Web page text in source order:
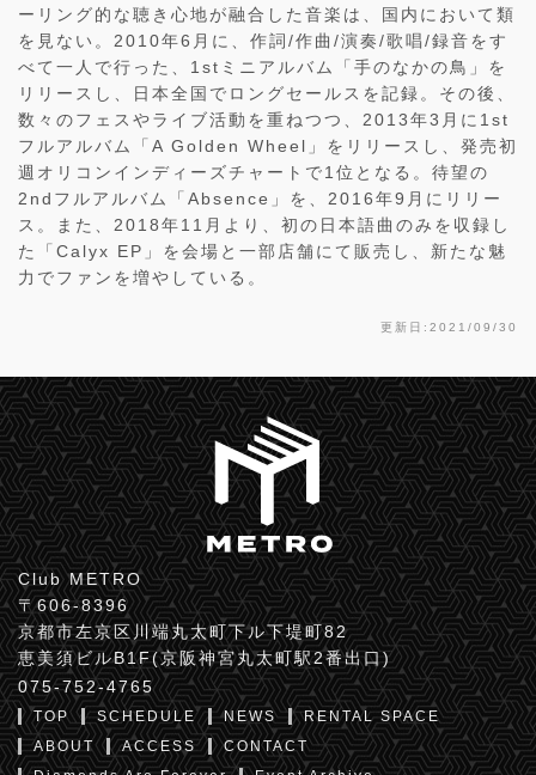
ーリング的な聴き心地が融合した音楽は、国内において類
を見ない。2010年6月に、作詞/作曲/演奏/歌唱/録音をす
べて一人で行った、1stミニアルバム「手のなかの鳥」を
リリースし、日本全国でロングセールスを記録。その後、
数々のフェスやライブ活動を重ねつつ、2013年3月に1st
フルアルバム「A Golden Wheel」をリリースし、発売初
週オリコンインディーズチャートで1位となる。待望の
2ndフルアルバム「Absence」を、2016年9月にリリー
ス。また、2018年11月より、初の日本語曲のみを収録し
た「Calyx EP」を会場と一部店舗にて販売し、新たな魅
力でファンを増やしている。
更新日:2021/09/30
Club METRO
〒606-8396
京都市左京区川端丸太町下ル下堤町82
恵美須ビルB1F(京阪神宮丸太町駅2番出口)
075-752-4765
TOP SCHEDULE NEWS
RENTAL SPACE
ABOUT
ACCESS
CONTACT